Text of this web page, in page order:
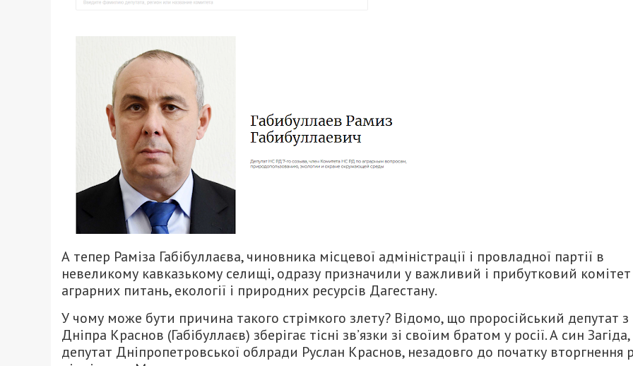
А тепер Раміза Габібуллаєва, чиновника місцевої адміністрації і провладної партії в
невеликому кавказькому селищі, одразу призначили у важливий і прибутковий комітет
аграрних питань, екології і природних ресурсів Дагестану.
У чому може бути причина такого стрімкого злету? Відомо, що проросійський депутат з
Дніпра Краснов (Габібуллаєв) зберігає тісні зв’язки зі своїим братом у росії. А син Загіда,
депутат Дніпропетровської облради Руслан Краснов, незадовго до початку вторгнення